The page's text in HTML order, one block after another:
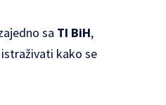
sa TI BiH,
kako se